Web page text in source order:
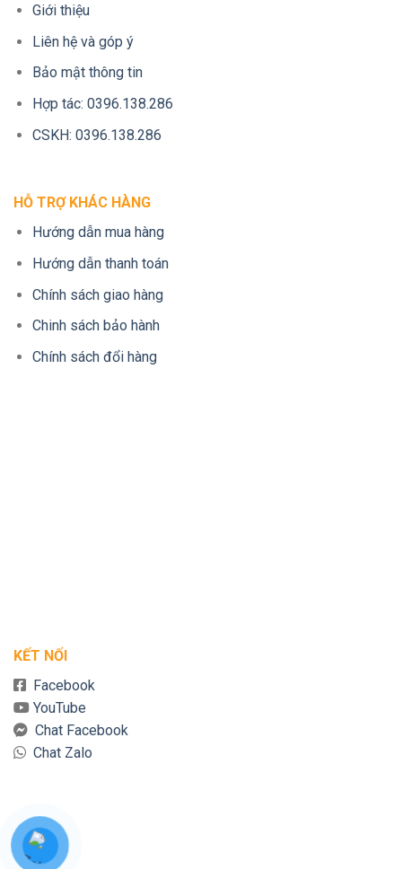
Giới thiệu
Liên hệ và góp ý
Bảo mật thông tin
Hợp tác: 0396.138.286
CSKH: 0396.138.286
HỖ TRỢ KHÁC HÀNG
Hướng dẫn mua hàng
Hướng dẫn thanh toán
Chính sách giao hàng
Chinh sách bảo hành
Chính sách đổi hàng
KẾT NỐI
Facebook
YouTube
Chat Facebook
Chat Zalo